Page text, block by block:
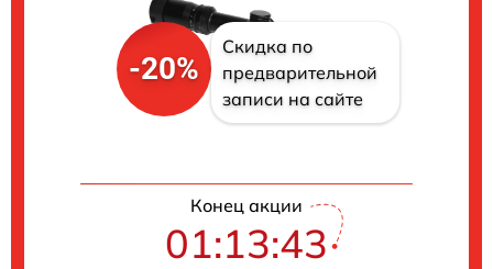
-20%
Скидка по
предварительной
записи на сайте
Конец акции
01:13:42